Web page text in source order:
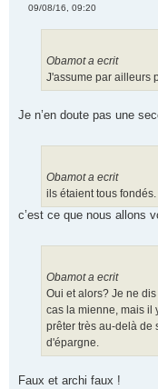
n
09/08/16, 09:20
Obamot a ecrit
J'assume par ailleurs
Je n’en doute pas une
Obamot a ecrit
ils étaient tous fondés.
c’est ce que nous allons
Obamot a ecrit
Oui et alors? Je ne
cas la mienne, mais il
prêter très au-delà de
d'épargne.
Faux et archi faux !